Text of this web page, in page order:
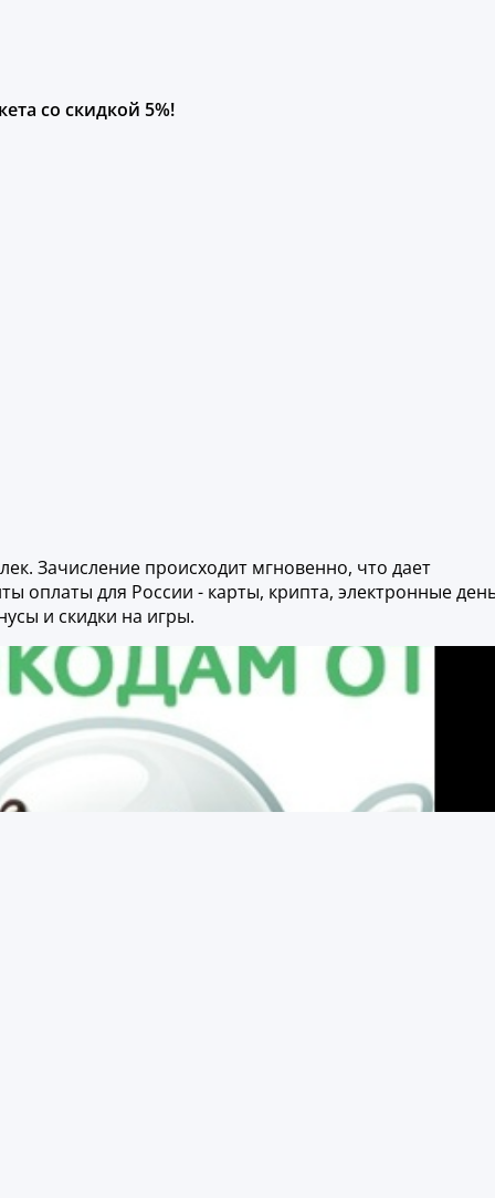
со скидкой 5%!
Зачисление происходит мгновенно, что дает
оплаты для России - карты, крипта, электронные
и скидки на игры.